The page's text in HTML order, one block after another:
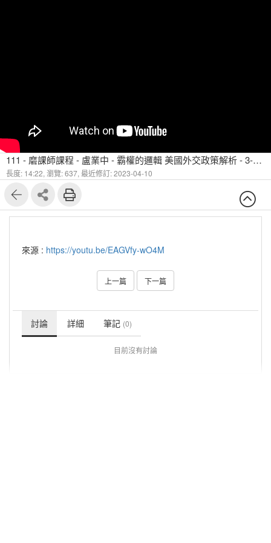
111 - 磨課師課程 - 盧業中 - 霸權的邏輯 美國外交政策解析 - 3-1-1 歐巴馬個人經歷
長度: 14:22, 瀏覽: 637, 最近修訂: 2023-04-10
來源 : https://youtu.be/EAGVfy-wO4M
上一篇 下一篇
討論 詳細 筆記 (0)
目前沒有討論